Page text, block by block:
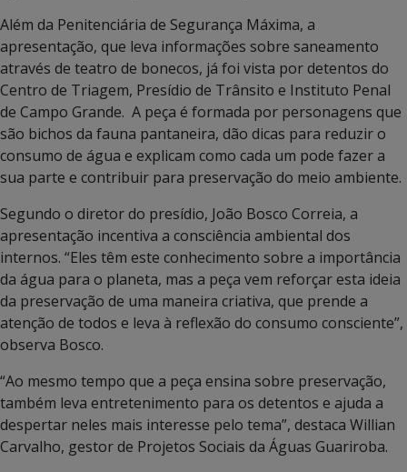
Além da Penitenciária de Segurança Máxima, a
apresentação, que leva informações sobre saneamento
através de teatro de bonecos, já foi vista por detentos do
Centro de Triagem, Presídio de Trânsito e Instituto Penal
de Campo Grande. A peça é formada por personagens que
são bichos da fauna pantaneira, dão dicas para reduzir o
consumo de água e explicam como cada um pode fazer a
sua parte e contribuir para preservação do meio ambiente.
Segundo o diretor do presídio, João Bosco Correia, a
apresentação incentiva a consciência ambiental dos
internos. “Eles têm este conhecimento sobre a importância
da água para o planeta, mas a peça vem reforçar esta ideia
da preservação de uma maneira criativa, que prende a
atenção de todos e leva à reflexão do consumo consciente”,
observa Bosco.
“Ao mesmo tempo que a peça ensina sobre preservação,
também leva entretenimento para os detentos e ajuda a
despertar neles mais interesse pelo tema”, destaca Willian
Carvalho, gestor de Projetos Sociais da Águas Guariroba.